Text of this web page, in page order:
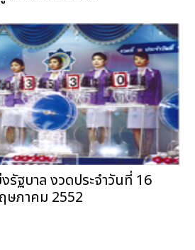
รัฐบาล งวดประจำวันที่ 16
ษภาคม 2552